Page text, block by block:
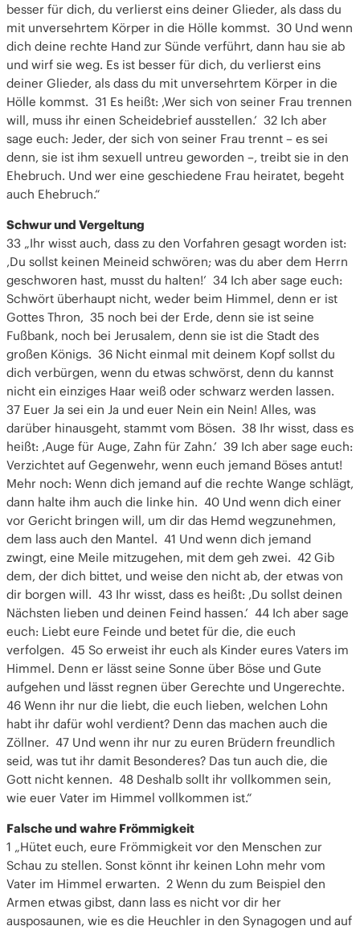
besser für dich, du verlierst eins deiner Glieder, als dass du
mit unversehrtem Körper in die Hölle kommst. 30 Und wenn
dich deine rechte Hand zur Sünde verführt, dann hau sie ab
und wirf sie weg. Es ist besser für dich, du verlierst eins
deiner Glieder, als dass du mit unversehrtem Körper in die
Hölle kommst. 31 Es heißt: ‚Wer sich von seiner Frau trennen
will, muss ihr einen Scheidebrief ausstellen.’ 32 Ich aber
sage euch: Jeder, der sich von seiner Frau trennt – es sei
denn, sie ist ihm sexuell untreu geworden –, treibt sie in den
Ehebruch. Und wer eine geschiedene Frau heiratet, begeht
auch Ehebruch.“
Schwur und Vergeltung
33 „Ihr wisst auch, dass zu den Vorfahren gesagt worden ist:
‚Du sollst keinen Meineid schwören; was du aber dem Herrn
geschworen hast, musst du halten!’ 34 Ich aber sage euch:
Schwört überhaupt nicht, weder beim Himmel, denn er ist
Gottes Thron, 35 noch bei der Erde, denn sie ist seine
Fußbank, noch bei Jerusalem, denn sie ist die Stadt des
großen Königs. 36 Nicht einmal mit deinem Kopf sollst du
dich verbürgen, wenn du etwas schwörst, denn du kannst
nicht ein einziges Haar weiß oder schwarz werden lassen.
37 Euer Ja sei ein Ja und euer Nein ein Nein! Alles, was
darüber hinausgeht, stammt vom Bösen. 38 Ihr wisst, dass es
heißt: ‚Auge für Auge, Zahn für Zahn.’ 39 Ich aber sage euch:
Verzichtet auf Gegenwehr, wenn euch jemand Böses antut!
Mehr noch: Wenn dich jemand auf die rechte Wange schlägt,
dann halte ihm auch die linke hin. 40 Und wenn dich einer
vor Gericht bringen will, um dir das Hemd wegzunehmen,
dem lass auch den Mantel. 41 Und wenn dich jemand
zwingt, eine Meile mitzugehen, mit dem geh zwei. 42 Gib
dem, der dich bittet, und weise den nicht ab, der etwas von
dir borgen will. 43 Ihr wisst, dass es heißt: ‚Du sollst deinen
Nächsten lieben und deinen Feind hassen.’ 44 Ich aber sage
euch: Liebt eure Feinde und betet für die, die euch
verfolgen. 45 So erweist ihr euch als Kinder eures Vaters im
Himmel. Denn er lässt seine Sonne über Böse und Gute
aufgehen und lässt regnen über Gerechte und Ungerechte.
46 Wenn ihr nur die liebt, die euch lieben, welchen Lohn
habt ihr dafür wohl verdient? Denn das machen auch die
Zöllner. 47 Und wenn ihr nur zu euren Brüdern freundlich
seid, was tut ihr damit Besonderes? Das tun auch die, die
Gott nicht kennen. 48 Deshalb sollt ihr vollkommen sein,
wie euer Vater im Himmel vollkommen ist.“
Falsche und wahre Frömmigkeit
1 „Hütet euch, eure Frömmigkeit vor den Menschen zur
Schau zu stellen. Sonst könnt ihr keinen Lohn mehr vom
Vater im Himmel erwarten. 2 Wenn du zum Beispiel den
Armen etwas gibst, dann lass es nicht vor dir her
ausposaunen, wie es die Heuchler in den Synagogen und auf